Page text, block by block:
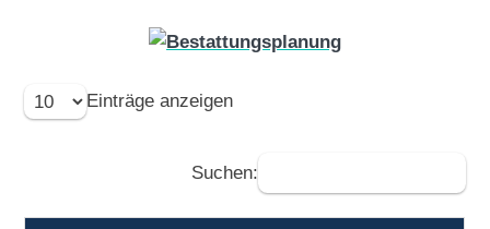
Einträge anzeigen
Suchen: